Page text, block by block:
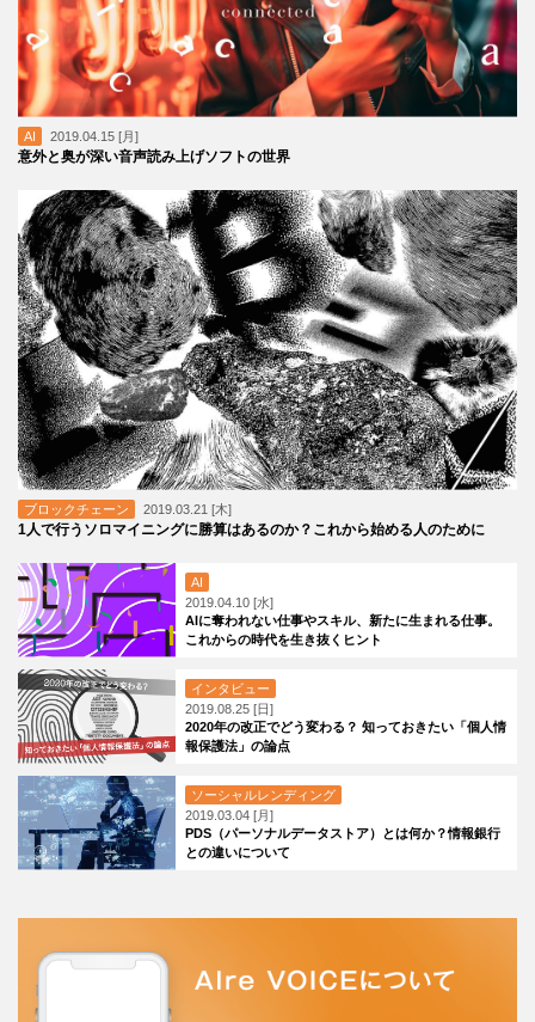
AI 2019.04.15 [月]
意外と奥が深い音声読み上げソフトの世界
ブロックチェーン 2019.03.21 [木]
1人で行うソロマイニングに勝算はあるのか？これから始める人のために
AI
2019.04.10 [水]
AIに奪われない仕事やスキル、新たに生まれる仕事。
これからの時代を生き抜くヒント
インタビュー
2019.08.25 [日]
2020年の改正でどう変わる？ 知っておきたい「個人情
報保護法」の論点
ソーシャルレンディング
2019.03.04 [月]
PDS（パーソナルデータストア）とは何か？情報銀行
との違いについて